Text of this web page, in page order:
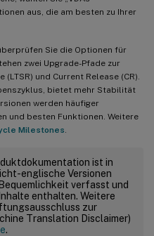
aus, die am besten zu Ihrer
Sie die Optionen für
zwei Upgrade-Pfade zur
und Current Release (CR).
bietet mehr Stabilität
werden häufiger
und besten Funktionen. Weitere
Milestones
ist in
englische Versionen
verfasst und
enthalten. Weitere
zur
Translation Disclaimer)
.